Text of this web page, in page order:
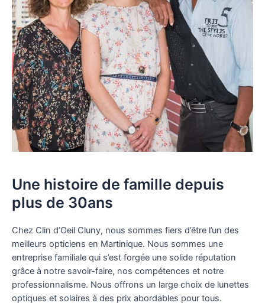
Une histoire de famille depuis
plus de 30ans
Chez Clin d’Oeil Cluny, nous sommes fiers d’être l’un des
meilleurs opticiens en Martinique. Nous sommes une
entreprise familiale qui s’est forgée une solide réputation
grâce à notre savoir-faire, nos compétences et notre
professionnalisme. Nous offrons un large choix de lunettes
optiques et solaires à des prix abordables pour tous.